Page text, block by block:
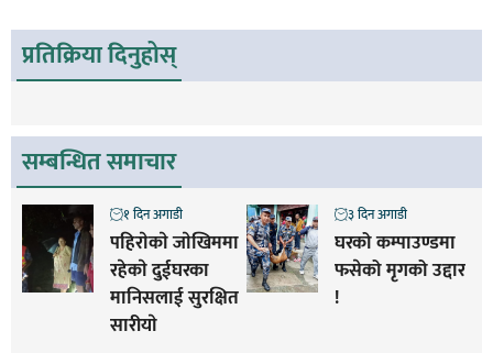
प्रतिक्रिया दिनुहोस्
सम्बन्धित समाचार
पहिराेकाे जाेखिममा
रहेकाे दुईघरका
मानिसलाई सुरक्षित
सारीयाे
१ दिन अगाडी
घरको कम्पाउण्डमा
फसेको मृगको उद्दार
!
३ दिन अगाडी